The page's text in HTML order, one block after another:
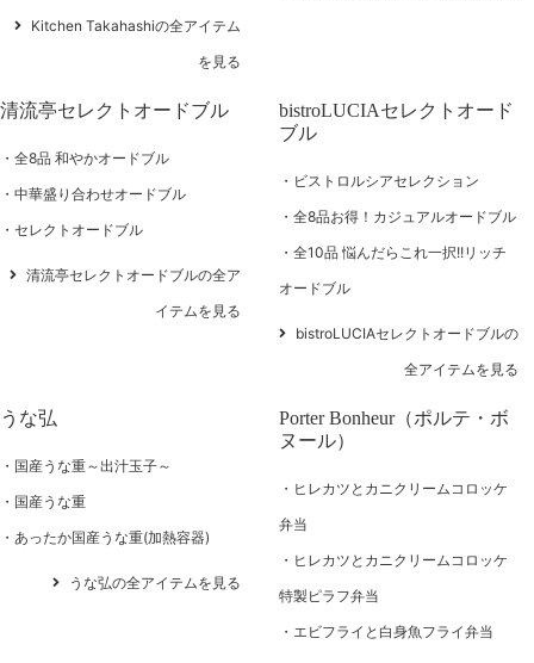
Kitchen Takahashiの全アイテム
を見る
清流亭セレクトオードブル
全8品 和やかオードブル
中華盛り合わせオードブル
セレクトオードブル
清流亭セレクトオードブルの全ア
イテムを見る
bistroLUCIAセレクトオード
ブル
ビストロルシアセレクション
全8品お得！カジュアルオードブル
全10品 悩んだらこれ一択!!リッチ
オードブル
bistroLUCIAセレクトオードブルの
全アイテムを見る
うな弘
国産うな重～出汁玉子～
国産うな重
あったか国産うな重(加熱容器)
うな弘の全アイテムを見る
Porter Bonheur（ポルテ・ボ
ヌール）
ヒレカツとカニクリームコロッケ
弁当
ヒレカツとカニクリームコロッケ
特製ピラフ弁当
エビフライと白身魚フライ弁当